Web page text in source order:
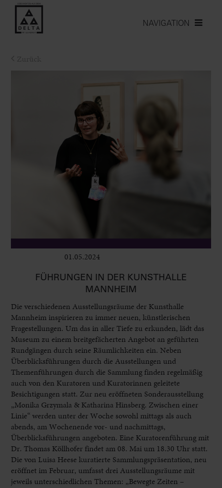
NAVIGATION
01.05.2024
FÜHRUNGEN IN DER KUNSTHALLE
MANNHEIM
Die verschiedenen Ausstellungsräume der Kunsthalle
Mannheim inspirieren zu immer neuen, künstlerischen
Fragestellungen. Um das in aller Tiefe zu erkunden, lädt das
Museum zu einem breitgefächerten Angebot an geführten
Rundgängen durch seine Räumlichkeiten ein. Neben
Überblicksführungen durch die Ausstellungen und
Themenführungen durch die Sammlung finden regelmäßig
auch von den Kuratoren und Kuratorinnen geleitete
Besichtigungen statt. Zur neu eröffneten Sonderausstellung
„Monika Grzymala & Katharina Hinsberg. Zwischen einer
Linie“ werden unter der Woche sowohl mittags als auch
abends, am Wochenende vor- und nachmittags,
Überblicksführungen angeboten. Eine Kuratorenführung mit
Dr. Thomas Köllhofer findet am 08. Mai um 18.30 Uhr statt.
Die von Luisa Heese kuratierte Sammlungspräsentation, neu
eröffnet im Februar, umfasst drei Ausstellungsräume mit
jeweils unterschiedlichen Themen: „Bewegte Zeiten –